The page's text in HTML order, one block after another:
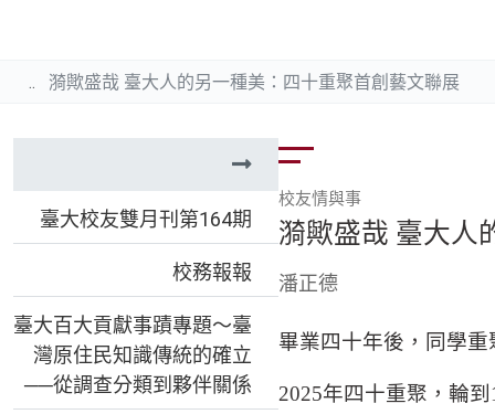
漪歟盛哉 臺大人的另一種美：四十重聚首創藝文聯展
臺大校友雙月刊第164期
校務報報
臺大百大貢獻事蹟專題～臺
灣原住民知識傳統的確立
──從調查分類到夥伴關係
校友情與事
漪歟盛哉 臺大人
潘正德
畢業四十年後，同學
2025年四十重聚，輪到